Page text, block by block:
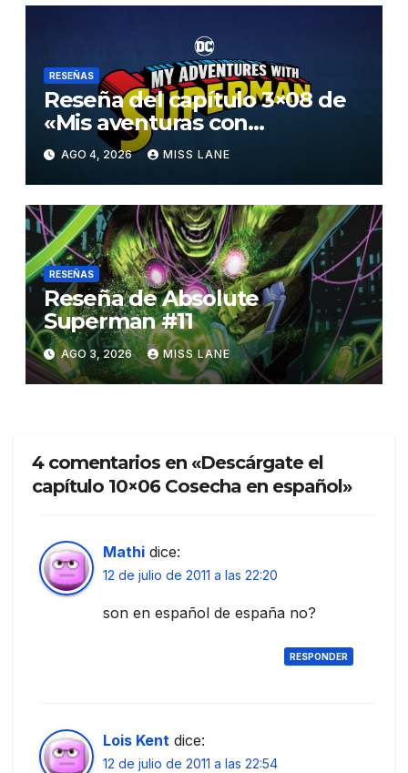
RESEÑAS
Reseña del capítulo 3×08 de
«Mis aventuras con
Superman»
AGO 4, 2026 MISS LANE
RESEÑAS
Reseña de Absolute
Superman #11
AGO 3, 2026 MISS LANE
4 comentarios en «Descárgate el
capítulo 10×06 Cosecha en español»
Mathi dice:
12 de julio de 2011 a las 22:20
son en español de españa no?
RESPONDER
Lois Kent dice:
12 de julio de 2011 a las 22:54